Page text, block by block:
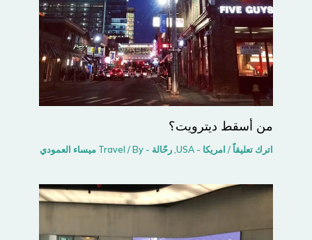
من أسقط ديترويت؟
اترك تعليقاً / امريكا - USA ,رحّالة - Travel/ By ميساء العمودي